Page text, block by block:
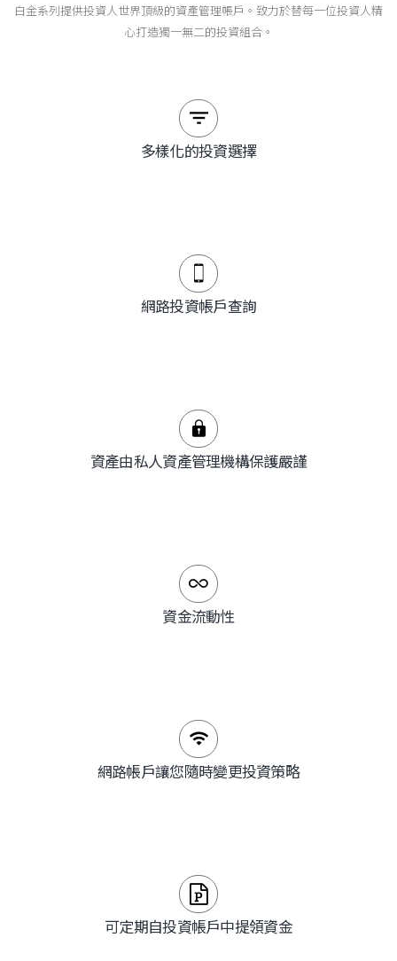
白金系列提供投資人世界頂級的資產管理帳戶。致力於替每一位投資人精
心打造獨一無二的投資組合。
多樣化的投資選擇
網路投資帳戶查詢
資產由私人資產管理機構保護嚴謹
資金流動性
網路帳戶讓您隨時變更投資策略
可定期自投資帳戶中提領資金